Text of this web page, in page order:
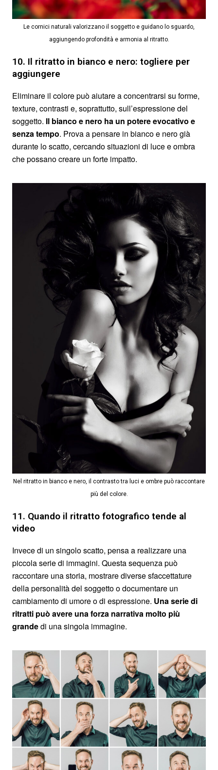
Le cornici naturali valorizzano il soggetto e guidano lo sguardo,
aggiungendo profondità e armonia al ritratto.
10. Il ritratto in bianco e nero: togliere per
aggiungere
Eliminare il colore può aiutare a concentrarsi su forme,
texture, contrasti e, soprattutto, sull’espressione del
soggetto. Il bianco e nero ha un potere evocativo e
senza tempo. Prova a pensare in bianco e nero già
durante lo scatto, cercando situazioni di luce e ombra
che possano creare un forte impatto.
Nel ritratto in bianco e nero, il contrasto tra luci e ombre può raccontare
più del colore.
11. Quando il ritratto fotografico tende al
video
Invece di un singolo scatto, pensa a realizzare una
piccola serie di immagini. Questa sequenza può
raccontare una storia, mostrare diverse sfaccettature
della personalità del soggetto o documentare un
cambiamento di umore o di espressione. Una serie di
ritratti può avere una forza narrativa molto più
grandedi una singola immagine.